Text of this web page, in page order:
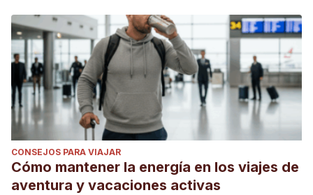
CONSEJOS PARA VIAJAR
Cómo mantener la energía en los viajes de
aventura y vacaciones activas